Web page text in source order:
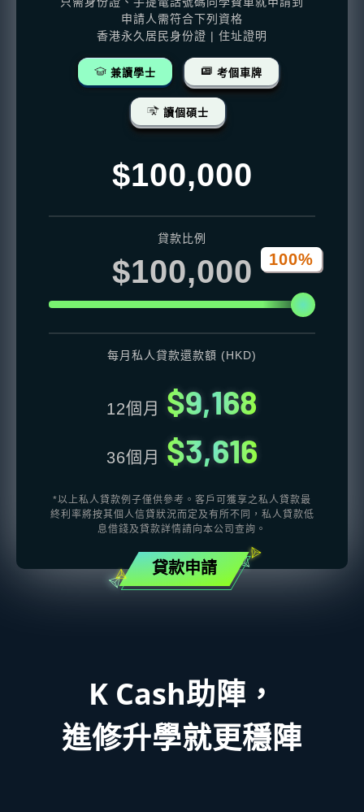
申請人需符合下列資格
香港永久居民身份證 | 住址證明
兼讀學士 考個車牌
讀個碩士
$100,000
貸款比例
$100,000 100%
每月私人貸款還款額 (HKD)
12個月 $9,168
36個月 $3,616
*以上私人貸款例子僅供參考。客戶可獲享之私人貸款最
終利率將按其個人信貸狀況而定及有所不同，私人貸款低
息借錢及貸款詳情請向本公司查詢。
貸款申請
K Cash助陣，
進修升學就更穩陣